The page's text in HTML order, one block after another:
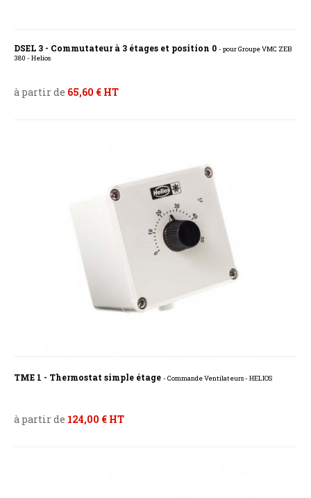
DSEL 3 - Commutateur à 3 étages et position 0 - pour Groupe VMC ZEB
380 - Helios
à partir de 65,60 € HT
TME 1 - Thermostat simple étage - Commande Ventilateurs - HELIOS
à partir de 124,00 € HT